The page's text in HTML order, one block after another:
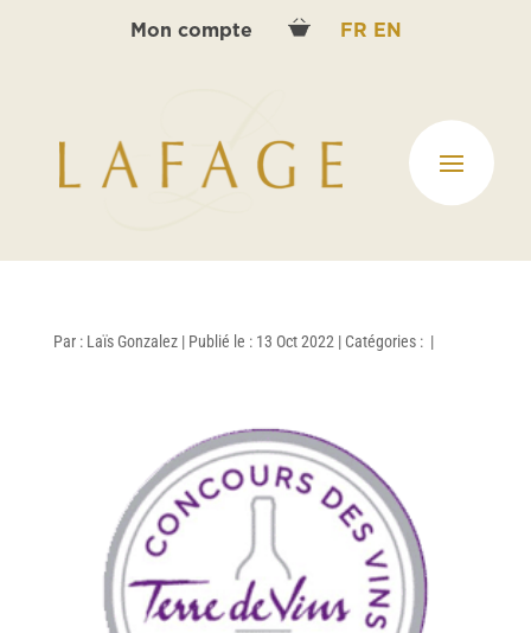
Mon compte FR EN
Par : Laïs Gonzalez | Publié le : 13 Oct 2022 | Catégories : |